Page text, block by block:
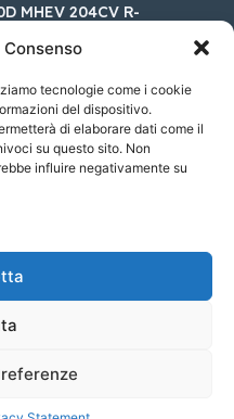
tecnologie come i cookie
del dispositivo.
di elaborare dati come il
su questo sito. Non
influire negativamente su
MHEV 204CV R-
AUTO 4WD
€
2.0B Sport AT
€
Sportline Advanced
i diritti riservati.